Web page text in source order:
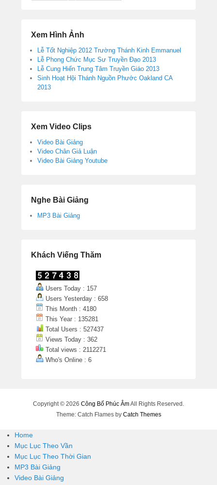
Đề
Xem Hình Ảnh
Lễ Tốt Nghiệp 2012 Trường Thánh Kinh Emmanuel
Lễ Phong Chức Mục Sư Truyền Đạo 2013
Lễ Cung Hiến Trung Tâm Truyền Giáo 2013
Sinh Hoạt Hội Thánh Nguồn Phước Oakland CA
2013
Xem Video Clips
Video Bài Giảng
Video Chân Giả Luận
Video Bài Giảng Youtube
Nghe Bài Giảng
MP3 Bài Giảng
Khách Viếng Thăm
Users Today : 157
Users Yesterday : 658
This Month : 4180
This Year : 135281
Total Users : 527437
Views Today : 362
Total views : 2112271
Who's Online : 6
Copyright © 2026 Công Bố Phúc ÂmAll Rights Reserved.
Theme: Catch Flames by Catch Themes
Home
Mục Lục Theo Vần
Mục Lục Theo Thời Gian
MP3 Bài Giảng
Video Bài Giảng